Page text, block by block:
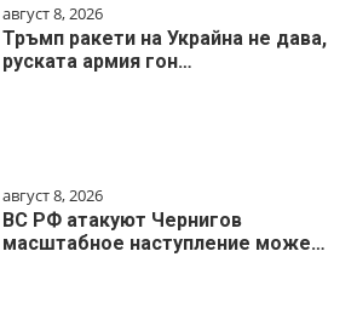
август 8, 2026
Тръмп ракети на Украйна не дава,
руската армия гон…
август 8, 2026
ВС РФ атакуют Чернигов
масштабное наступление може…